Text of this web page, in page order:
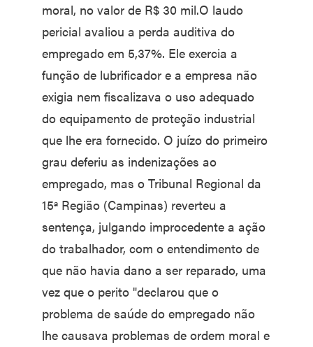
moral, no valor de R$ 30 mil.O laudo
pericial avaliou a perda auditiva do
empregado em 5,37%. Ele exercia a
função de lubrificador e a empresa não
exigia nem fiscalizava o uso adequado
do equipamento de proteção industrial
que lhe era fornecido. O juízo do primeiro
grau deferiu as indenizações ao
empregado, mas o Tribunal Regional da
15ª Região (Campinas) reverteu a
sentença, julgando improcedente a ação
do trabalhador, com o entendimento de
que não havia dano a ser reparado, uma
vez que o perito "declarou que o
problema de saúde do empregado não
lhe causava problemas de ordem moral e